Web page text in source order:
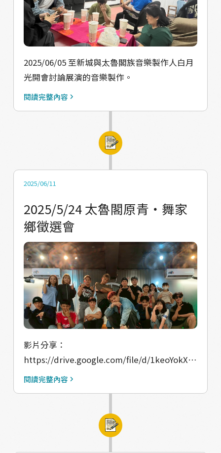
2025/06/05 至新城與太魯閣族音樂製作人白月
光開會討論展演的音樂製作。
閱讀完整內容
2025/06/11
2025/5/24 太魯閣原青‧舞家
鄉徵選會
影片分享：
https://drive.google.com/file/d/1keoYokXW
KXDDjKO7AhsVBwADYgOtrBzK/view?
閱讀完整內容